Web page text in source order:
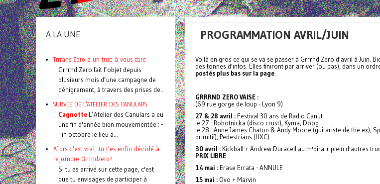
PROGRAMMATION AVRIL/JUIN
Voilà en gros ce qui se va se passer à Grrrnd Zero d'avril à Juin.
des tonnes d'infos. Elles finiront par arriver (ou pas), dans un
postés plus bas sur la page
GRRRND ZERO VAISE :
(69 rue gorge de loup - Lyon 9)
27 & 28 avril : Festival 30 ans de Radio Canut
le 27 : Robotnicka (disco crust), Kyma, Doog
le 28 : Anne James Chaton & Andy Moore (guitariste de the ex),
primitif), Pedestrians (HXC)
30 avril : Kickball + Andrew Duracell au m'bira + plein d'autres
PRIX LIBRE
14 mai : Erase Errata - ANNULE
15 mai : Ovo + Marvin
A LA UNE
Trrrans Zero a un truc à vous dire
Grrrnd Zero fait l’objet depuis
plusieurs mois d’une campagne de
dénigrement, à travers des prises de...
SURVIE DE L'ATELIER DES CANULARS
Cagnotte L’Atelier des Canulars a eu
une fin d'année bien mouvementée : -
Fin octobre le lieu a...
Alors c'est vrai, tu t'es enfin décidé à
rejoindre Grrrndzero?
Si tu es arrivé sur cette page, c'est
que tu envisages de participer à